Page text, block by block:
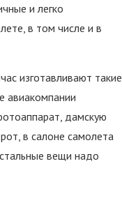
и легко
в том числе и в
изготавливают такие
авиакомпании
дамскую
в салоне самолета
вещи надо